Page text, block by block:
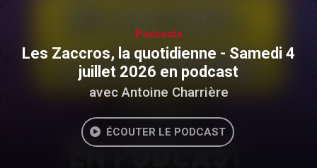
Podcasts
Les Zaccros, la quotidienne - Samedi 4
juillet 2026 en podcast
avec Antoine Charrière
ÉCOUTER LE PODCAST